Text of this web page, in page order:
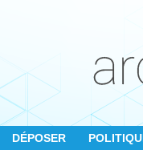
DÉPOSER